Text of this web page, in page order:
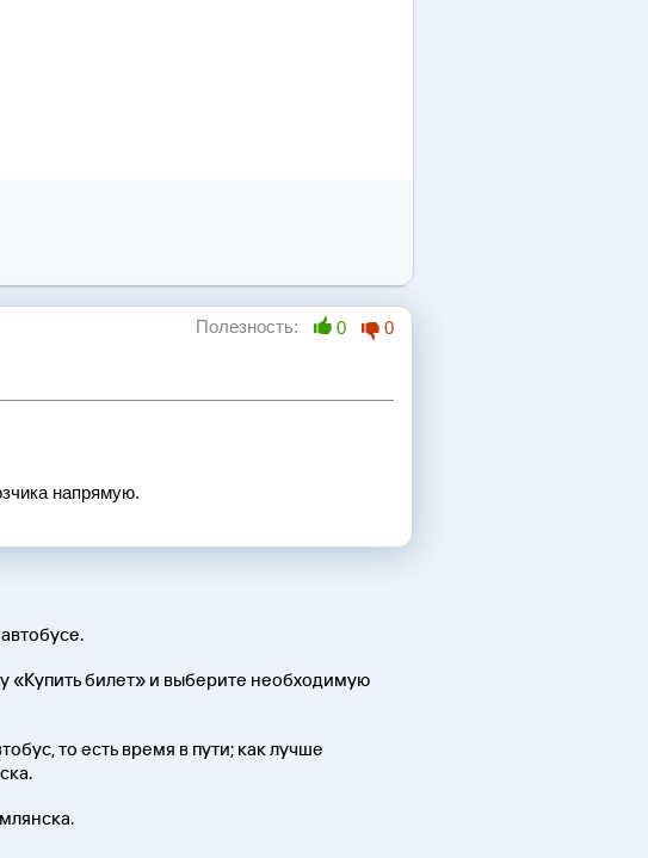
Полезность: 0 0
напрямую.
«Купить билет» и выберите необходимую
то есть время в пути; как лучше